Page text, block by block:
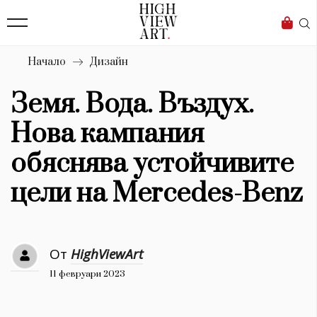
Бизнес
Мода
Dialogue
Изкуство
4340
Красота
777
Дизайн
1272
Начало Дизайн
Земя. Вода. Въздух.
Нова кампания
обяснява устойчивите
цели на Mercedes-Benz
От HighViewArt
11 февруари 2023